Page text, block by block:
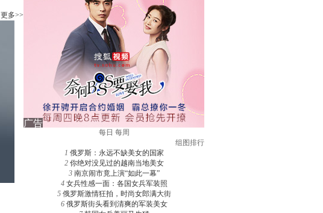
更多>>
每日 每周
组图排行
1 俄罗斯：永远不缺美女的国家
2 你绝对没见过的越南当地美女
3 南京闹市竟上演“如此一幕”
4 女兵性感一面：各国女兵军装照
5 俄罗斯激情狂拍，时尚女郎满大街
6 俄罗斯街头看到清爽的军装美女